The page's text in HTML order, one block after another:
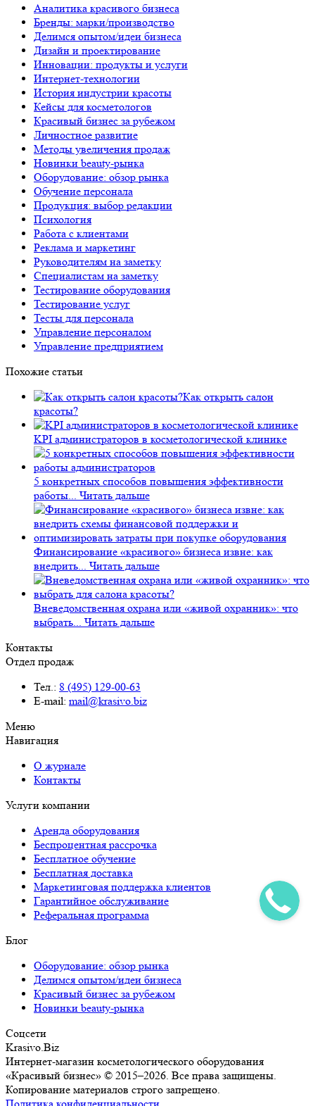
Аналитика красивого бизнеса
Бренды: марки/производство
Делимся опытом/идеи бизнеса
Дизайн и проектирование
Инновации: продукты и услуги
Интернет-технологии
История индустрии красоты
Кейсы для косметологов
Красивый бизнес за рубежом
Личностное развитие
Методы увеличения продаж
Новинки beauty-рынка
Оборудование: обзор рынка
Обучение персонала
Продукция: выбор редакции
Психология
Работа с клиентами
Реклама и маркетинг
Руководителям на заметку
Специалистам на заметку
Тестирование оборудования
Тестирование услуг
Тесты для персонала
Управление персоналом
Управление предприятием
Похожие статьи
Как открыть салон
красоты?
KPI администраторов в косметологической клинике
5 конкретных способов повышения эффективности
работы... Читать дальше
Финансирование «красивого» бизнеса извне: как
внедрить... Читать дальше
Вневедомственная охрана или «живой охранник»: что
выбрать... Читать дальше
Контакты
Отдел продаж
Тел.: 8 (495) 129-00-63
E-mail: mail@krasivo.biz
Меню
Навигация
О журнале
Контакты
Услуги компании
Аренда оборудования
Беспроцентная рассрочка
Бесплатное обучение
Бесплатная доставка
Маркетинговая поддержка клиентов
Гарантийное обслуживание
Реферальная программа
Блог
Оборудование: обзор рынка
Делимся опытом/идеи бизнеса
Красивый бизнес за рубежом
Новинки beauty-рынка
Соцсети
Krasivo.Biz
Интернет-магазин косметологического оборудования
«Красивый бизнес» © 2015–2026. Все права защищены.
Копирование материалов строго запрещено.
Политика конфиденциальности